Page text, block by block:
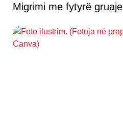
Migrimi me fytyrë gruaje